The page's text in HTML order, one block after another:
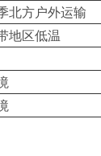
北方户外运输
地区低温